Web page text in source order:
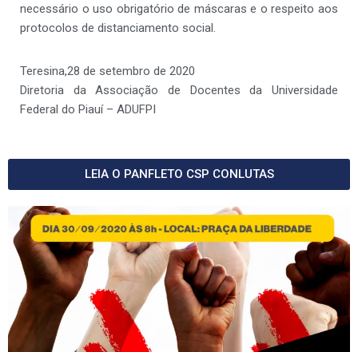
necessário o uso obrigatório de máscaras e o respeito aos
protocolos de distanciamento social.
Teresina,28 de setembro de 2020
Diretoria da Associação de Docentes da Universidade
Federal do Piauí – ADUFPI
LEIA O PANFLETO CSP CONLUTAS